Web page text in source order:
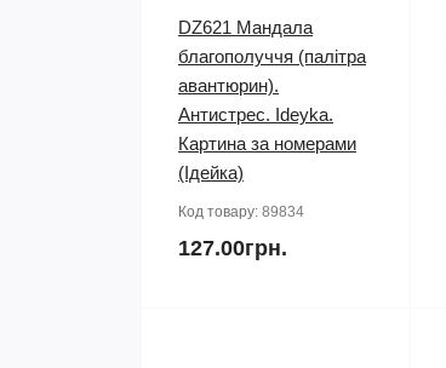
DZ621 Мандала
благополуччя (палітра
авантюрин).
Антистрес. Ideyka.
Картина за номерами
(Ідейка)
Код товару: 89834
127.00грн.